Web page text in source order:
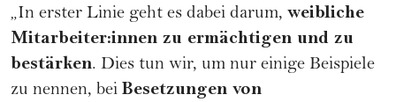
„In erster Linie geht es dabei darum, weibliche
Mitarbeiter:innen zu ermächtigen und zu
bestärken. Dies tun wir, um nur einige Beispiele
zu nennen, bei Besetzungen von